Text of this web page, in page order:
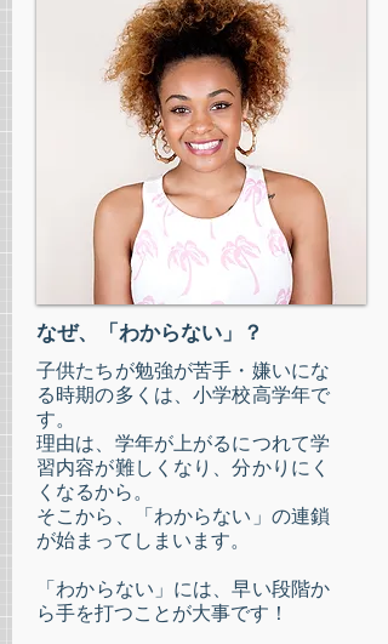
なぜ、「わからない」？
子供たちが勉強が苦手・嫌いにな
る時期の多くは、小学校高学年で
す。
理由は、学年が上がるにつれて学
習内容が難しくなり、分かりにく
くなるから。
そこから、「わからない」の連鎖
が始まってしまいます。
​「わからない」には、早い段階か
ら手を打つことが大事です！